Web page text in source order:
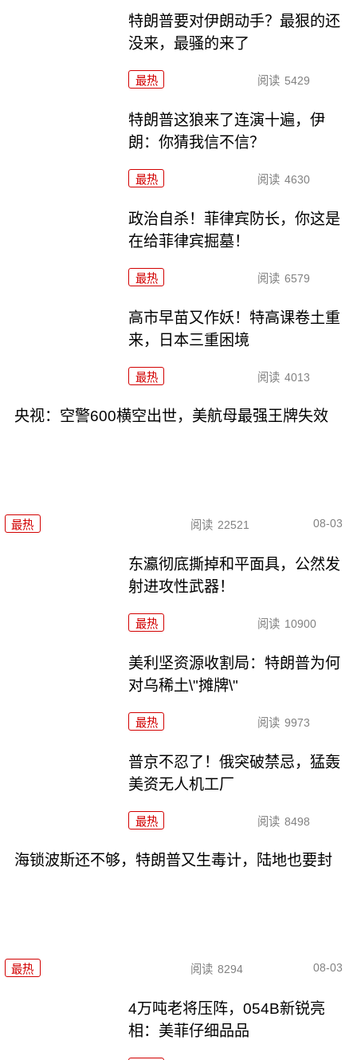
特朗普要对伊朗动手？最狠的还
没来，最骚的来了
最热 阅读 5429
特朗普这狼来了连演十遍，伊
朗：你猜我信不信？
最热 阅读 4630
政治自杀！菲律宾防长，你这是
在给菲律宾掘墓！
最热 阅读 6579
高市早苗又作妖！特高课卷土重
来，日本三重困境
最热 阅读 4013
央视：空警600横空出世，美航母最强王牌失效
最热 阅读 22521 08-03
东瀛彻底撕掉和平面具，公然发
射进攻性武器！
最热 阅读 10900
美利坚资源收割局：特朗普为何
对乌稀土\"摊牌\"
最热 阅读 9973
普京不忍了！俄突破禁忌，猛轰
美资无人机工厂
最热 阅读 8498
海锁波斯还不够，特朗普又生毒计，陆地也要封
最热 阅读 8294 08-03
4万吨老将压阵，054B新锐亮
相：美菲仔细品品